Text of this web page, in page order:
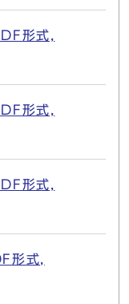
形式,
形式,
形式,
形式,